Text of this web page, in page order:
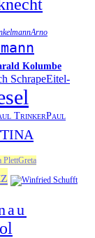
Arno
Eitel-
Paul
Greta